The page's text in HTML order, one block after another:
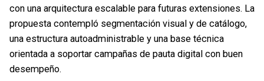
con una arquitectura escalable para futuras extensiones. La
propuesta contempló segmentación visual y de catálogo,
una estructura autoadministrable y una base técnica
orientada a soportar campañas de pauta digital con buen
desempeño.